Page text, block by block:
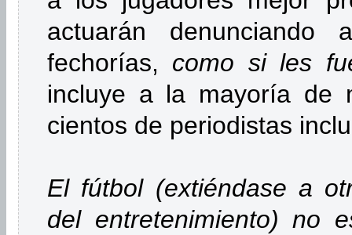
actuarán
fechorías, como si les
incluye a la mayoría de
cientos de periodistas
El fútbol (extiéndase a
del entretenimiento) no